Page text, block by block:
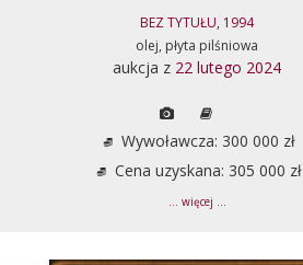
BEZ TYTUŁU, 1994
olej, płyta pilśniowa
aukcja z 22 lutego 2024
Wywoławcza: 300 000 zł
Cena uzyskana: 305 000 zł
... więcej ...